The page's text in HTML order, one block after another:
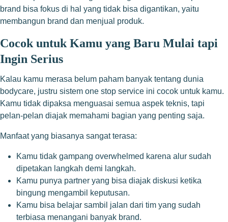
brand bisa fokus di hal yang tidak bisa digantikan, yaitu
membangun brand dan menjual produk.
Cocok untuk Kamu yang Baru Mulai tapi
Ingin Serius
Kalau kamu merasa belum paham banyak tentang dunia
bodycare, justru sistem one stop service ini cocok untuk kamu.
Kamu tidak dipaksa menguasai semua aspek teknis, tapi
pelan-pelan diajak memahami bagian yang penting saja.
Manfaat yang biasanya sangat terasa:
Kamu tidak gampang overwhelmed karena alur sudah
dipetakan langkah demi langkah.
Kamu punya partner yang bisa diajak diskusi ketika
bingung mengambil keputusan.
Kamu bisa belajar sambil jalan dari tim yang sudah
terbiasa menangani banyak brand.